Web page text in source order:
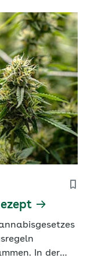
In der